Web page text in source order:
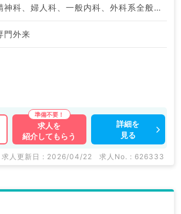
精神科、婦人科、一般内科、外科系全般、一般外科、美容皮膚科
門外来
開院クリニックでのお仕事です♪
万円◎しっかり稼ぎたい先生にもお
のこと、
産業医等の企業系求人も多数扱ってい
求人を
紹介してもらう
詳細を
見る
求人更新日 : 2026/04/22 求人No. : 626333